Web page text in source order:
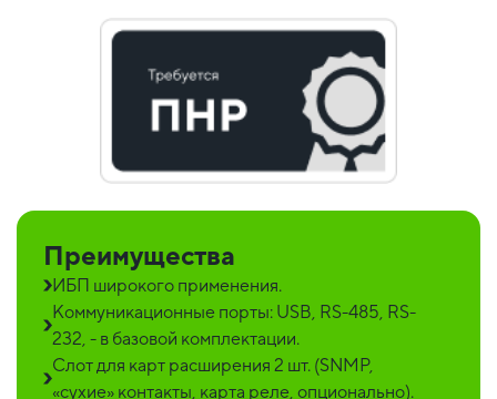
Преимущества
ИБП широкого применения.
Коммуникационные порты: USB, RS-485, RS-
232, - в базовой комплектации.
Слот для карт расширения 2 шт. (SNMP,
«сухие» контакты, карта реле, опционально).